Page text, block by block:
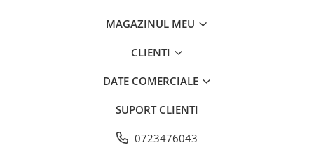
MAGAZINUL MEU
CLIENTI
DATE COMERCIALE
SUPORT CLIENTI
0723476043